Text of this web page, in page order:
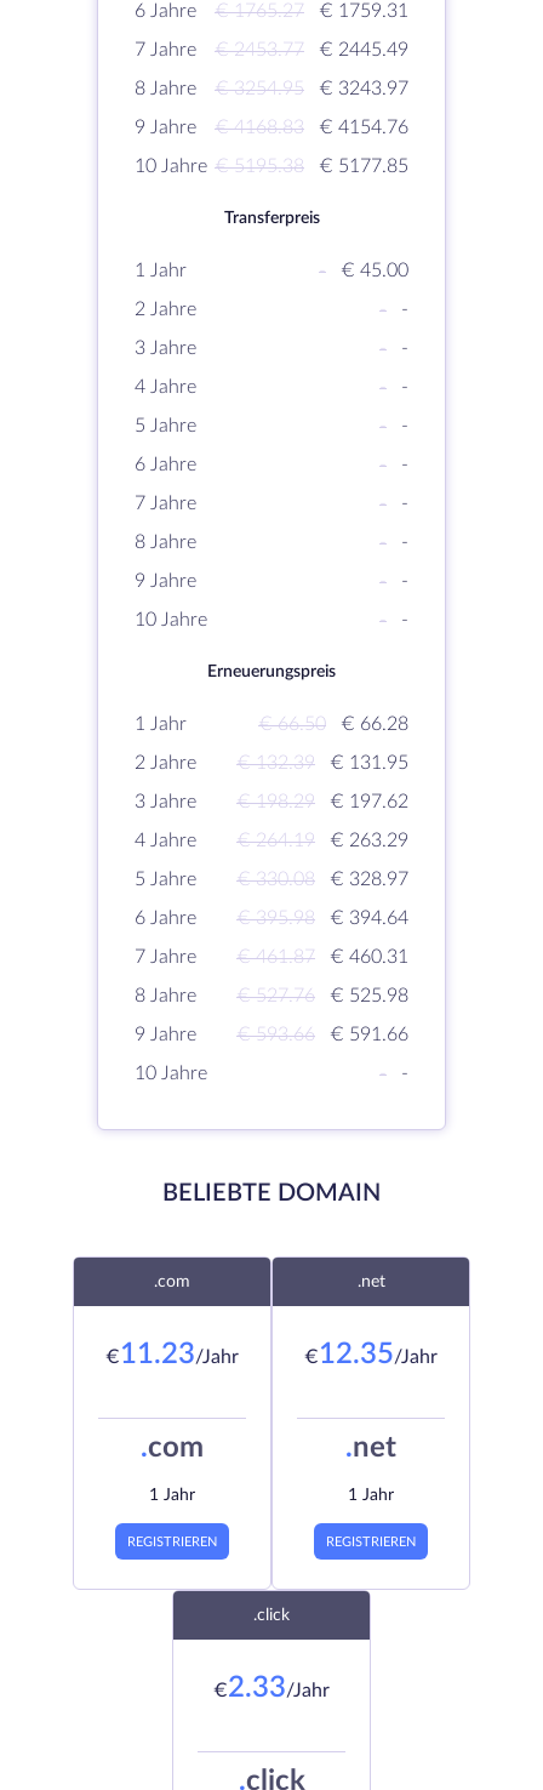
6 Jahre
€ 1765.27
€ 1759.31
7 Jahre
€ 2453.77
€ 2445.49
8 Jahre
€ 3254.95
€ 3243.97
9 Jahre
€ 4168.83
€ 4154.76
10 Jahre € 5195.38 € 5177.85
Transferpreis
1 Jahr -
€ 45.00
2 Jahre
-
-
3 Jahre
-
-
4 Jahre
-
-
5 Jahre
-
-
6 Jahre
-
-
7 Jahre
-
-
8 Jahre
-
-
9 Jahre
-
-
10 Jahre
- -
Erneuerungspreis
1 Jahr € 66.50
€ 66.28
2 Jahre
€ 132.39
€ 131.95
3 Jahre
€ 198.29
€ 197.62
4 Jahre
€ 264.19
€ 263.29
5 Jahre
€ 330.08
€ 328.97
6 Jahre
€ 395.98
€ 394.64
7 Jahre
€ 461.87
€ 460.31
8 Jahre
€ 527.76
€ 525.98
9 Jahre
€ 593.66
€ 591.66
10 Jahre
- -
BELIEBTE DOMAIN
.com
€11.23/Jahr
.com
1 Jahr
REGISTRIEREN
.net
€12.35/Jahr
.net
1 Jahr
REGISTRIEREN
.click
€2.33/Jahr
.click